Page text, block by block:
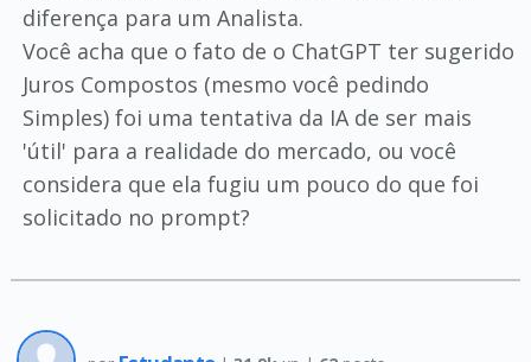
diferença para um Analista.
​Você acha que o fato de o ChatGPT ter sugerido
Juros Compostos (mesmo você pedindo
Simples) foi uma tentativa da IA de ser mais
'útil' para a realidade do mercado, ou você
considera que ela fugiu um pouco do que foi
solicitado no prompt?